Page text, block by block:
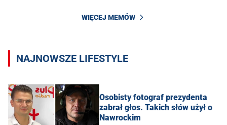
WIĘCEJ MEMÓW
NAJNOWSZE LIFESTYLE
Osobisty fotograf prezydenta
zabrał głos. Takich słów użył o
Nawrockim